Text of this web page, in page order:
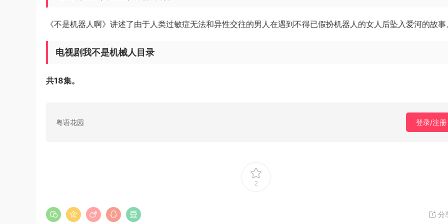
《不是机器人啊》讲述了由于人类过敏症无法和异性交往的男人在遇到不得已假扮机器人的女人后坠入爱河的故事
电视剧我不是机械人目录
共18集。
粤语花园 登录/注册
2
分